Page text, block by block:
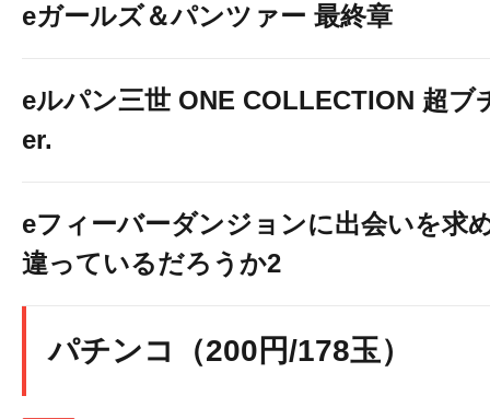
eガールズ＆パンツァー 最終章
eルパン三世 ONE COLLECTION 超ブ
er.
eフィーバーダンジョンに出会いを求
違っているだろうか2
パチンコ（200円/178玉）